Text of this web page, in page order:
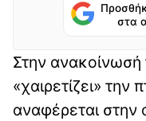
στα
Στην ανακοίνωσή
«χαιρετίζει»
αναφέρεται στην